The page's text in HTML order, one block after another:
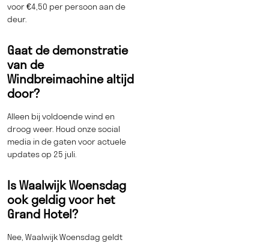
voor €4,50 per persoon aan de
deur.
Gaat de demonstratie
van de
Windbreimachine altijd
door?
Alleen bij voldoende wind en
droog weer. Houd onze social
media in de gaten voor actuele
updates op 25 juli.
Is Waalwijk Woensdag
ook geldig voor het
Grand Hotel?
Nee, Waalwijk Woensdag geldt